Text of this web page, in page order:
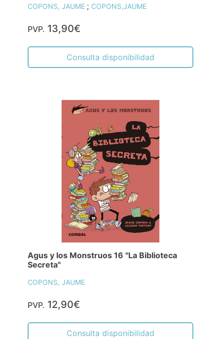
COPONS, JAUME ; COPONS,JAUME
PVP. 13,90€
Consulta disponibilidad
Agus y los Monstruos 16 "La Biblioteca
Secreta"
COPONS, JAUME
PVP. 12,90€
Consulta disponibilidad